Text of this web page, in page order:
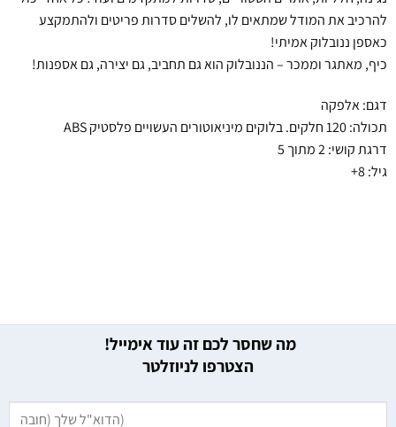
להרכיב את המודל שמתאים לו, להשלים סדרות פריטים ולהתמקצע
כאספן ננובלוק אמיתי!
כיף, מאתגר וממכר – הננובלוק הוא גם תחביב, גם יצירה, גם אספנות!
דגם: אלפקה
תכולה: 120 חלקים. בלוקים מיניאוטורים העשויים פלסטיק ABS
דרגת קושי: 2 מתוך 5
גיל: 8+
מה שחסר לכם זה עוד אימייל!
הצטרפו לניוזלטר